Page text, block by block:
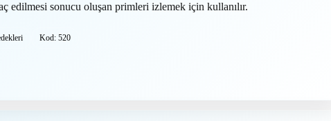
edilmesi sonucu oluşan primleri izlemek için kullanılır.
Kod: 520